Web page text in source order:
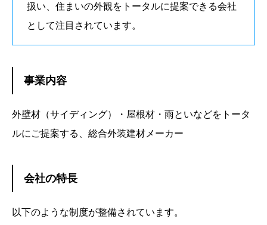
扱い、住まいの外観をトータルに提案できる会社
として注目されています。
事業内容
外壁材（サイディング）・屋根材・雨といなどをトータ
ルにご提案する、総合外装建材メーカー
会社の特長
以下のような制度が整備されています。